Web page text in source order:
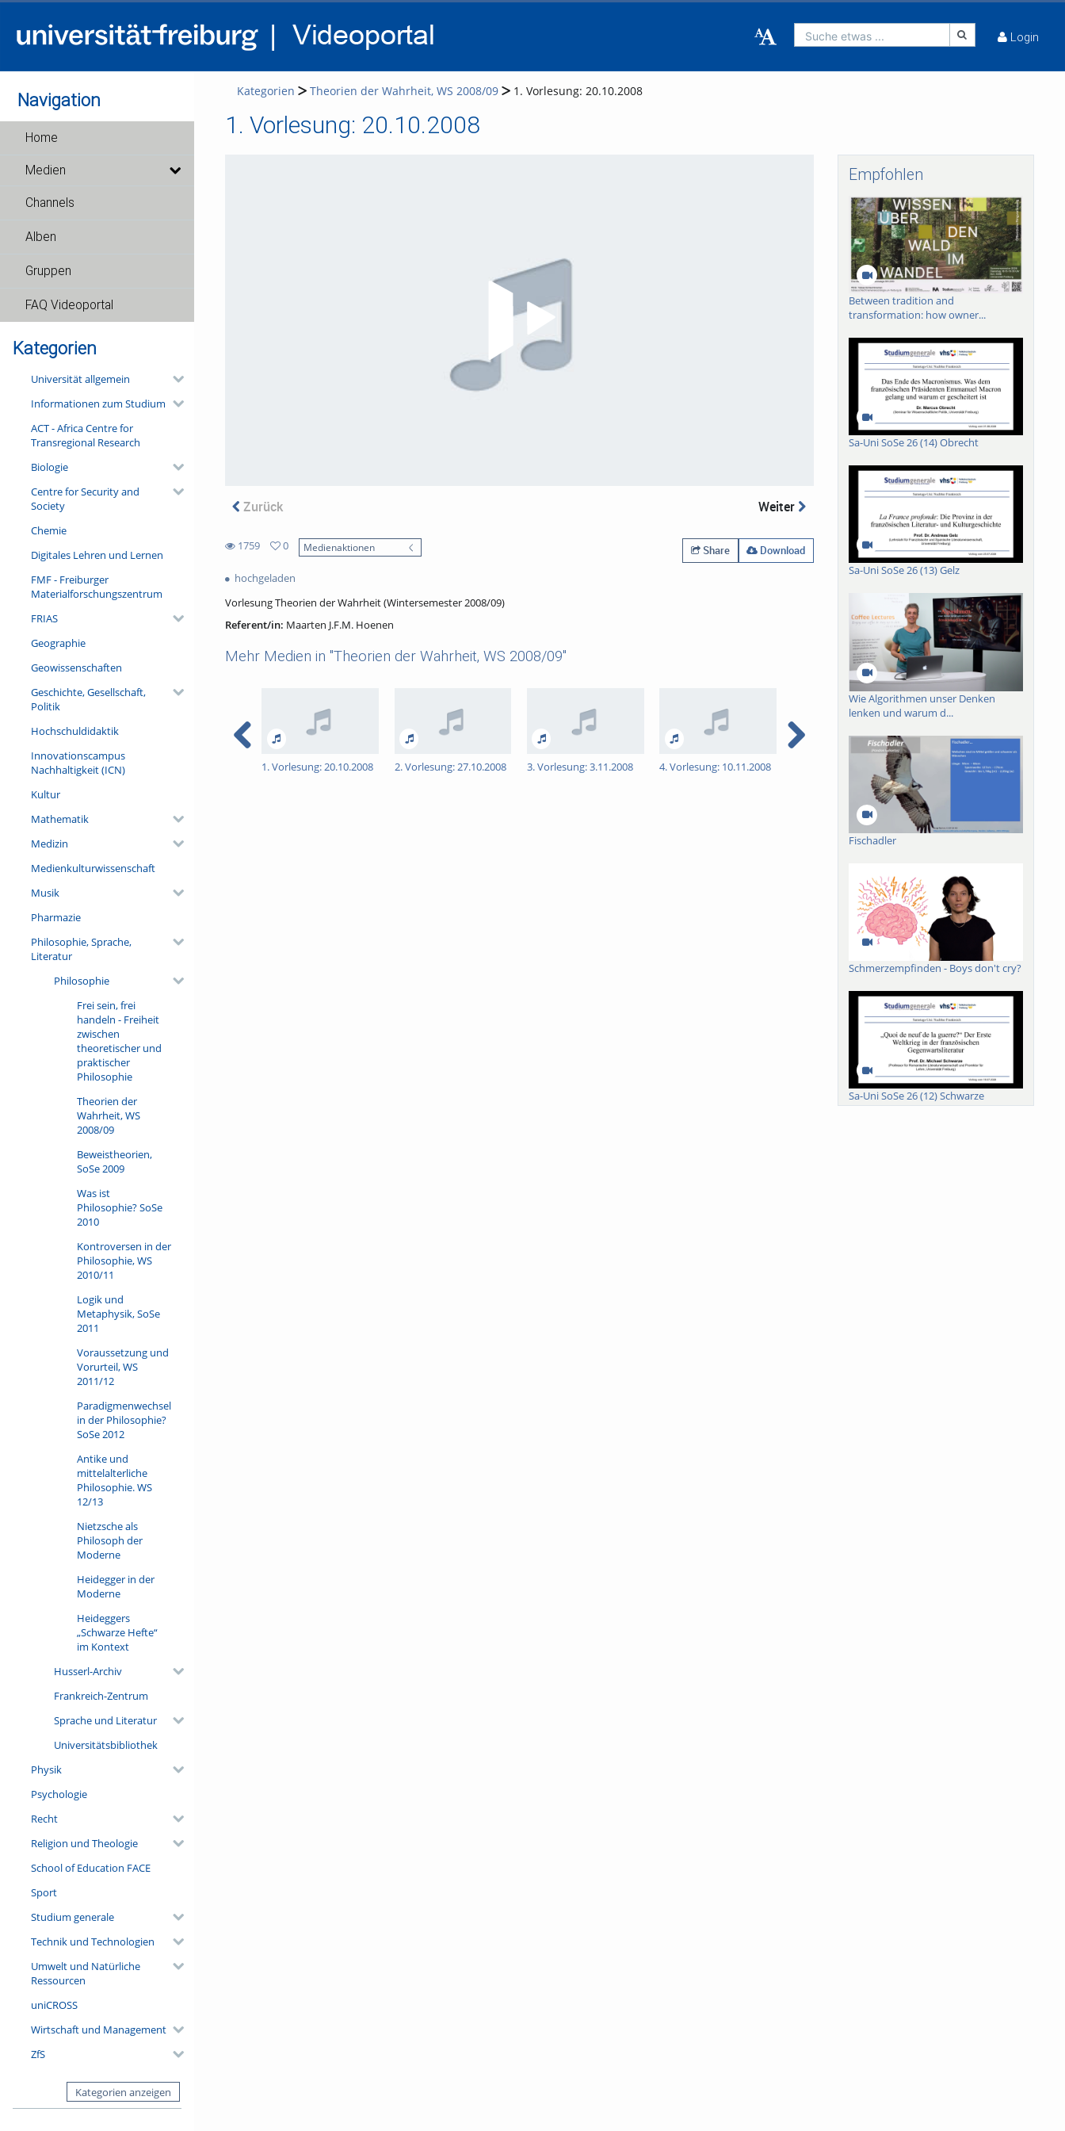
Suche etwas ... Login
Navigation
Home
Medien
Channels
Alben
Gruppen
FAQ Videoportal
Kategorien
Universität allgemein
Informationen zum Studium
ACT - Africa Centre for
Transregional Research
Biologie
Centre for Security and
Society
Chemie
Digitales Lehren und Lernen
FMF - Freiburger
Materialforschungszentrum
FRIAS
Geographie
Geowissenschaften
Geschichte, Gesellschaft,
Politik
Hochschuldidaktik
Innovationscampus
Nachhaltigkeit (ICN)
Kultur
Mathematik
Medizin
Medienkulturwissenschaft
Musik
Pharmazie
Philosophie, Sprache,
Literatur
Philosophie
Frei sein, frei
handeln - Freiheit
zwischen
theoretischer und
praktischer
Philosophie
Theorien der
Wahrheit, WS
2008/09
Beweistheorien,
SoSe 2009
Was ist
Philosophie? SoSe
2010
Kontroversen in der
Philosophie, WS
2010/11
Logik und
Metaphysik, SoSe
2011
Voraussetzung und
Vorurteil, WS
2011/12
Paradigmenwechsel
in der Philosophie?
SoSe 2012
Antike und
mittelalterliche
Philosophie. WS
12/13
Nietzsche als
Philosoph der
Moderne
Heidegger in der
Moderne
Heideggers
„Schwarze Hefte“
im Kontext
Husserl-Archiv
Frankreich-Zentrum
Sprache und Literatur
Universitätsbibliothek
Physik
Psychologie
Recht
Religion und Theologie
School of Education FACE
Sport
Studium generale
Technik und Technologien
Umwelt und Natürliche
Ressourcen
uniCROSS
Wirtschaft und Management
ZfS
Kategorien anzeigen
Kategorien Theorien der Wahrheit, WS 2008/09 1. Vorlesung: 20.10.2008
1. Vorlesung: 20.10.2008
Zurück Weiter
1759
views
0
favorites
Medienaktionen Share
Download
hochgeladen
Vorlesung Theorien der Wahrheit (Wintersemester 2008/09)
Referent/in: Maarten J.F.M. Hoenen
Mehr Medien in "Theorien der Wahrheit, WS 2008/09"
1. Vorlesung: 20.10.2008 2. Vorlesung: 27.10.2008 3. Vorlesung: 3.11.2008 4. Vorlesung: 10.11.2008 5. Vorlesung: 17.11.2008 6. Vorlesung: 24.11.2008
Empfohlen
Between tradition and
transformation: how owner...
Sa-Uni SoSe 26 (14) Obrecht
Sa-Uni SoSe 26 (13) Gelz
Wie Algorithmen unser Denken
lenken und warum d...
Fischadler
Schmerzempfinden - Boys don't cry?
Sa-Uni SoSe 26 (12) Schwarze